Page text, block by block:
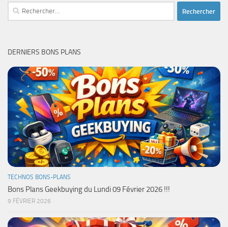
Rechercher :
DERNIERS BONS PLANS
TECHNOS BONS-PLANS
Bons Plans Geekbuying du Lundi 09 Février 2026 !!!
9 FÉVRIER 2026